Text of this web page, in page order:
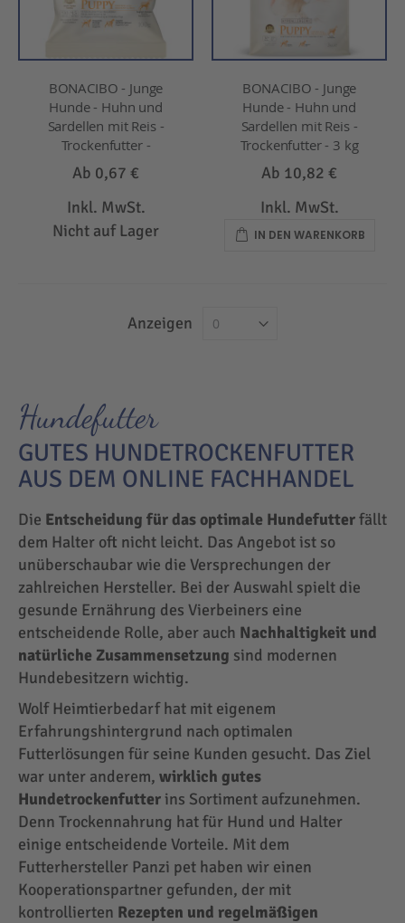
BONACIBO - Junge
Hunde - Huhn und
Sardellen mit Reis -
Trockenfutter -
Ab 0,67 €
Inkl. MwSt.
Nicht auf Lager
BONACIBO - Junge
Hunde - Huhn und
Sardellen mit Reis -
Trockenfutter - 3 kg
Ab 10,82 €
Inkl. MwSt.
IN DEN WARENKORB
Anzeigen
Hundefutter
GUTES HUNDETROCKENFUTTER
AUS DEM ONLINE FACHHANDEL
Die Entscheidung für das optimale Hundefutterfällt
dem Halter oft nicht leicht. Das Angebot ist so
unüberschaubar wie die Versprechungen der
zahlreichen Hersteller. Bei der Auswahl spielt die
gesunde Ernährung des Vierbeiners eine
entscheidende Rolle, aber auch Nachhaltigkeit und
natürliche Zusammensetzung sind modernen
Hundebesitzern wichtig.
Wolf Heimtierbedarf hat mit eigenem
Erfahrungshintergrund nach optimalen
Futterlösungen für seine Kunden gesucht. Das Ziel
war unter anderem, wirklich gutes
Hundetrockenfutter ins Sortiment aufzunehmen.
Denn Trockennahrung hat für Hund und Halter
einige entscheidende Vorteile. Mit dem
Futterhersteller Panzi pet haben wir einen
Kooperationspartner gefunden, der mit
kontrollierten Rezepten und regelmäßigen